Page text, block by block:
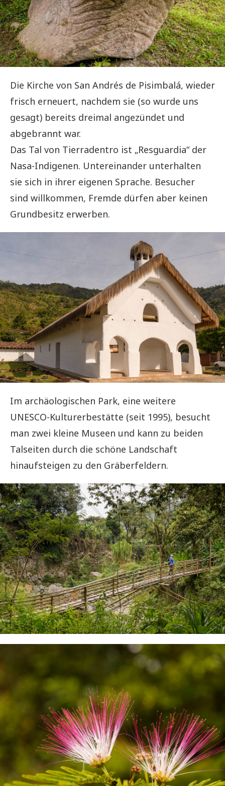
Die Kirche von San Andrés de Pisimbalá, wieder
frisch erneuert, nachdem sie (so wurde uns
gesagt) bereits dreimal angezündet und
abgebrannt war.
Das Tal von Tierradentro ist „Resguardia“ der
Nasa-Indigenen. Untereinander unterhalten
sie sich in ihrer eigenen Sprache. Besucher
sind willkommen, Fremde dürfen aber keinen
Grundbesitz erwerben.
Im archäologischen Park, eine weitere
UNESCO-Kulturerbestätte (seit 1995), besucht
man zwei kleine Museen und kann zu beiden
Talseiten durch die schöne Landschaft
hinaufsteigen zu den Gräberfeldern.